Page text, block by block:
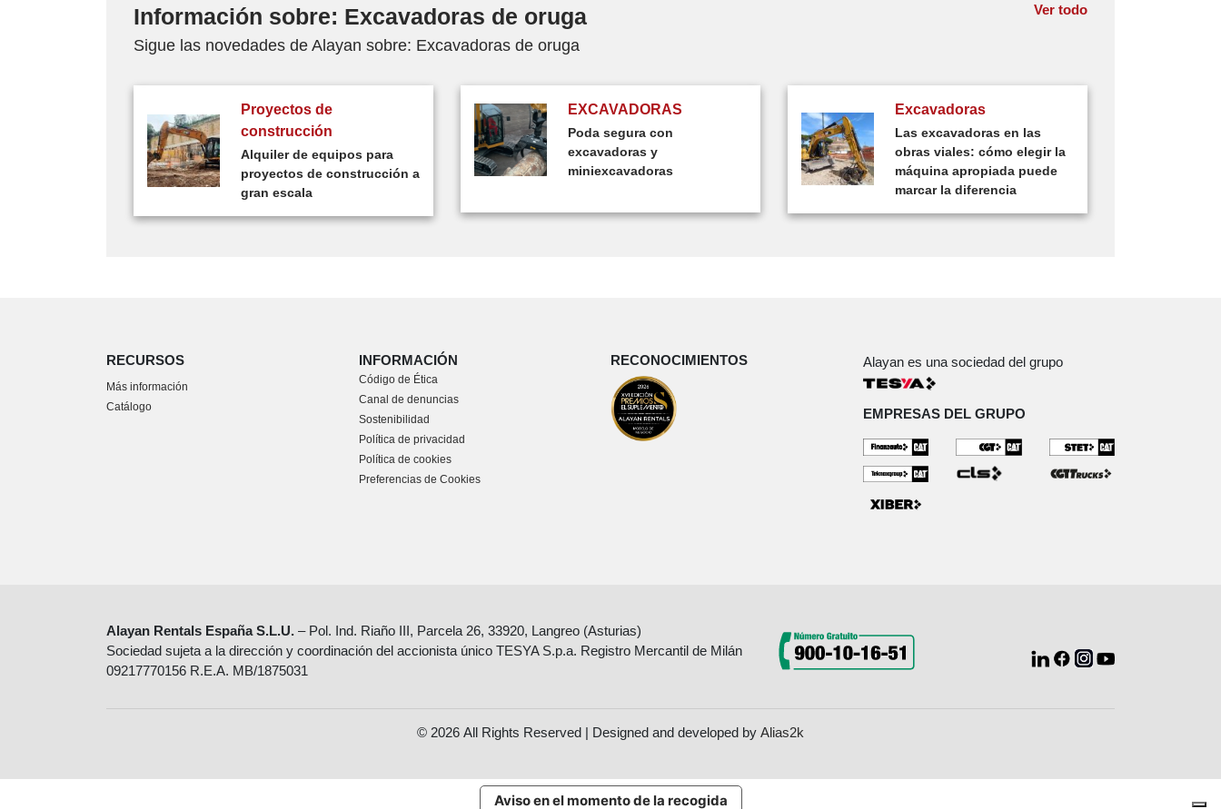
Información sobre: Excavadoras de oruga Ver todo
Sigue las novedades de Alayan sobre: Excavadoras de oruga
Proyectos de
construcción
Alquiler de equipos para
proyectos de construcción a
gran escala
EXCAVADORAS
Poda segura con
excavadoras y
miniexcavadoras
Excavadoras
Las excavadoras en las
obras viales: cómo elegir la
máquina apropiada puede
marcar la diferencia
RECURSOS
Más información
Catálogo
INFORMACIÓN
Código de Ética
Canal de denuncias
Sostenibilidad
Política de privacidad
Política de cookies
Preferencias de Cookies
RECONOCIMIENTOS Alayan es una sociedad del grupo
EMPRESAS DEL GRUPO
Alayan Rentals España S.L.U. – Pol. Ind. Riaño III, Parcela 26, 33920, Langreo (Asturias)
Sociedad sujeta a la dirección y coordinación del accionista único TESYA S.p.a. Registro Mercantil de Milán
09217770156 R.E.A. MB/1875031
© 2026 All Rights Reserved | Designed and developed by Alias2k
Aviso en el momento de la recogida